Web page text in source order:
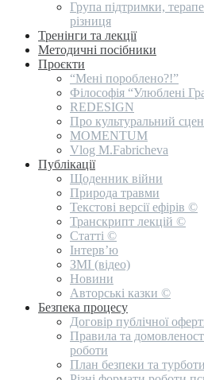
Група підтримки,
різниця
Тренінги та лекції
Методичні посібники
Проєкти
“Мені пороблено?!”
Філософія “Улюблені
REDESIGN
Про культуральний
MOMENTUM
Vlog M.Fabricheva
Публікації
Щоденник війни
Природа травми
Текстові версії ефірів ©
Транскрипт лекцій ©
Статті ©
Інтерв’ю
ЗМІ (відео)
Новини
Авторські казки ©
Безпека процесу
Договір публічної
Правила та
роботи
План безпеки та